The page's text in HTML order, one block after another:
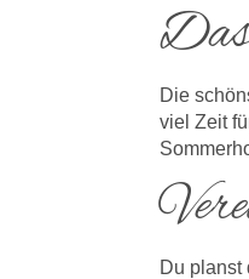
Die
viel Zeit
Du planst